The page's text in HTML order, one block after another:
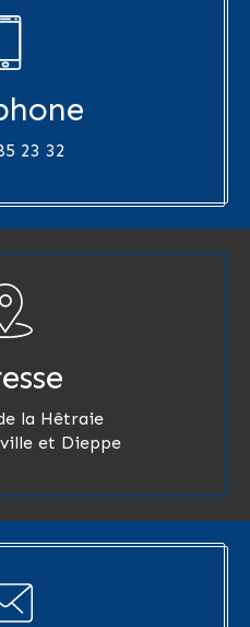
23 32
la Hêtraie
et Dieppe